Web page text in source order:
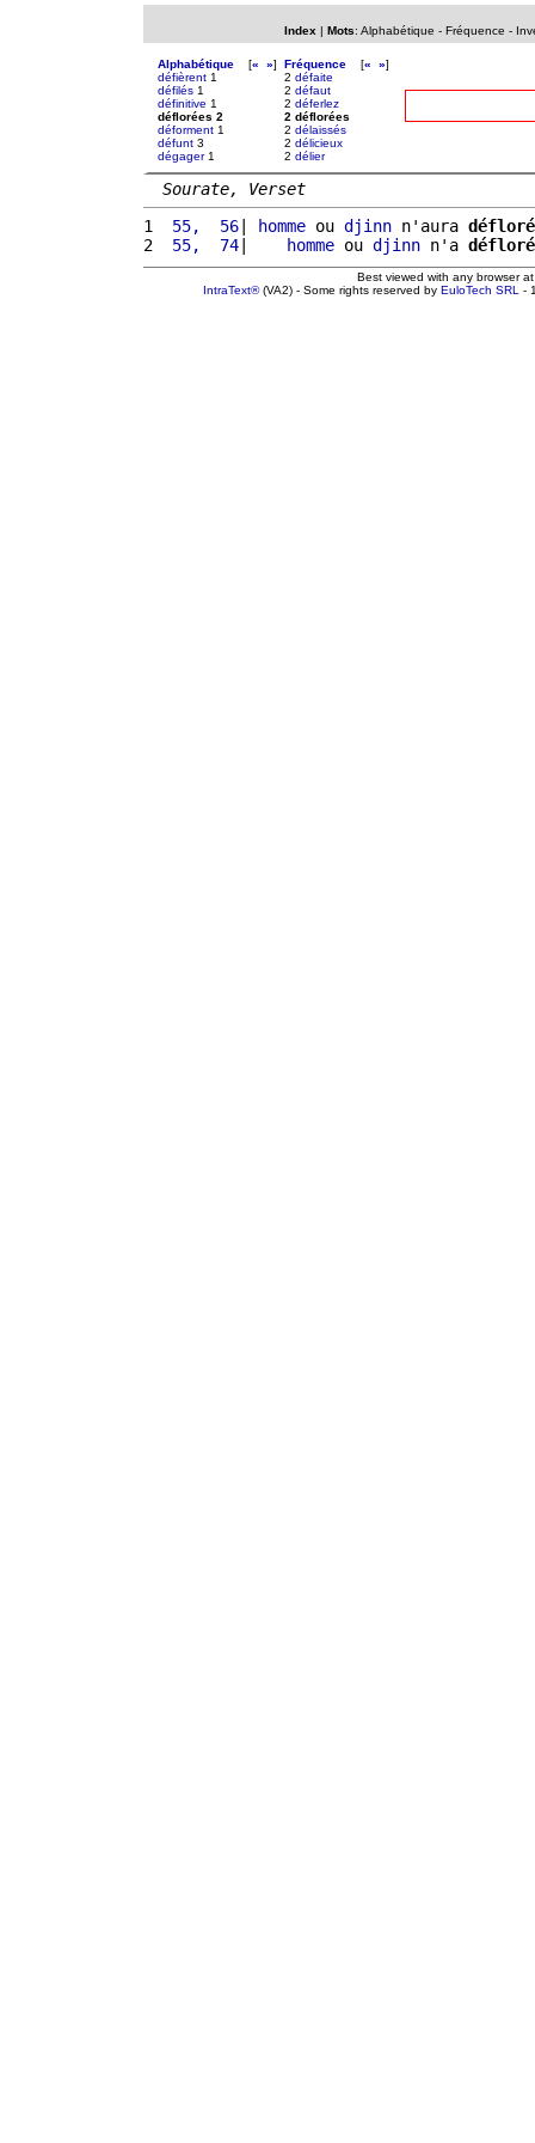
Index | Mots: Alphabétique - Fréquence -
Alphabétique [« »]
défièrent 1
défilés 1
définitive 1
déflorées 2
déforment 1
défunt 3
dégager1
Fréquence [« »]
2 défaite
2 défaut
2 déferlez
2 déflorées
2 délaissés
2 délicieux
2 délier
Sourate, Verset
1
55,  56 homme ou djinn n'aura
2
55,  74 homme ou djinn n'a
Best viewed with any browser
IntraText®(VA2) - Some rights reserved by EuloTech SRL -